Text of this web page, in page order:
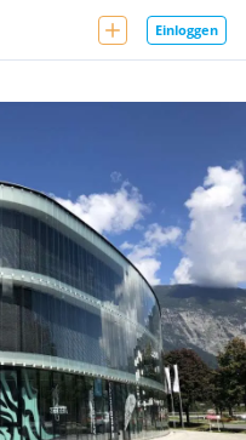
Einloggen